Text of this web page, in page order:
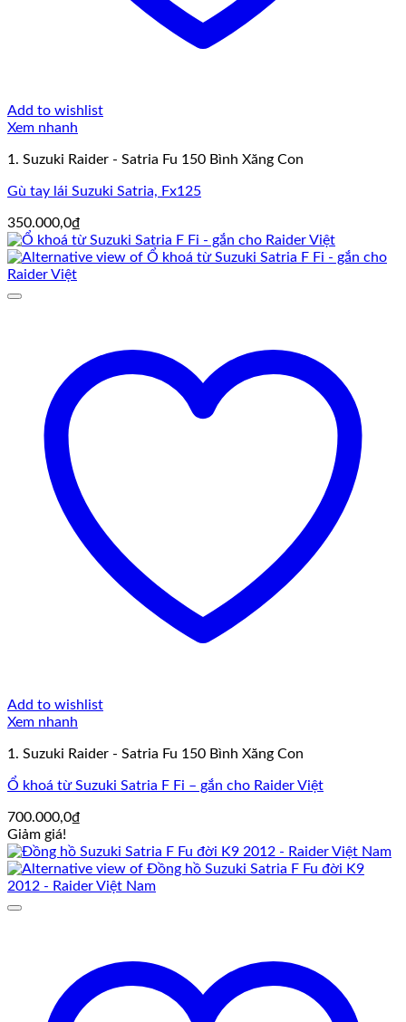
Add to wishlist
Xem nhanh
1. Suzuki Raider - Satria Fu 150 Bình Xăng Con
Gù tay lái Suzuki Satria, Fx125
350.000,0₫
Add to wishlist
Xem nhanh
1. Suzuki Raider - Satria Fu 150 Bình Xăng Con
Ổ khoá từ Suzuki Satria F Fi – gắn cho Raider Việt
700.000,0₫
Giảm giá!